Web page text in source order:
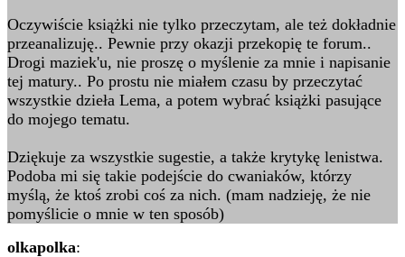
Oczywiście książki nie tylko przeczytam, ale też dokładnie
przeanalizuję.. Pewnie przy okazji przekopię te forum..
Drogi maziek'u, nie proszę o myślenie za mnie i napisanie
tej matury.. Po prostu nie miałem czasu by przeczytać
wszystkie dzieła Lema, a potem wybrać książki pasujące
do mojego tematu.
Dziękuje za wszystkie sugestie, a także krytykę lenistwa.
Podoba mi się takie podejście do cwaniaków, którzy
myślą, że ktoś zrobi coś za nich. (mam nadzieję, że nie
pomyślicie o mnie w ten sposób)
olkapolka: